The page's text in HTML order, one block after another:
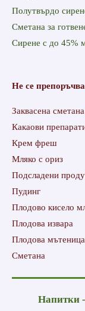
Полутвърдо
Сметана за
Сирене с до 45%
Не се
Заквасена сметана
Какаови
Крем фреш
Мляко с ориз
Подсладени
Пудинг
Плодово кисело
Плодова извара
Плодова мътеница
Сметана
Напитки